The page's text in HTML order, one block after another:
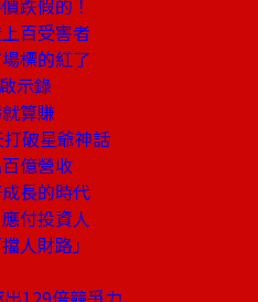
跌假的！
百受害者
標的紅了
示錄
算賺
破星爺神話
億營收
長的時代
付投資人
人財路」